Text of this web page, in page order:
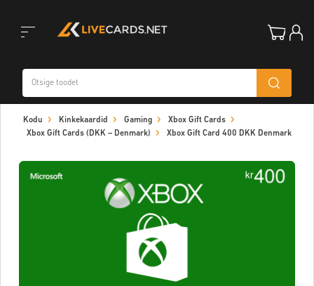
navigation
Kodu Kinkekaardid Gaming
Xbox Gift Cards
Xbox Gift Cards (DKK – Denmark)
Xbox Gift Card 400 DKK Denmark